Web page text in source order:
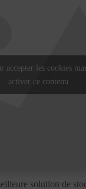
accepter les cookies
activer ce contenu
solution de